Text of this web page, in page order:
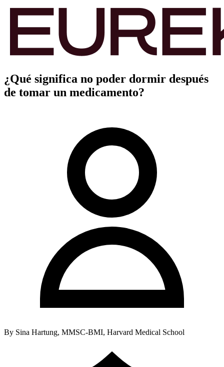
¿Qué significa no poder dormir después
de tomar un medicamento?
By Sina Hartung, MMSC-BMI, Harvard Medical School